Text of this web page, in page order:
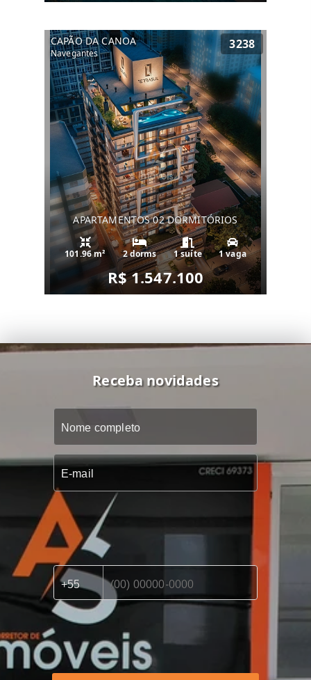
CAPÃO DA CANOA
Navegantes
3238
APARTAMENTOS 02 DORMITÓRIOS
101.96 m² 2 dorms 1 suíte 1 vaga
R$ 1.547.100
Receba novidades